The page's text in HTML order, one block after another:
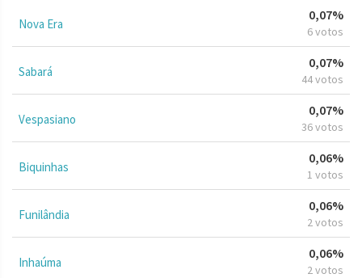
Nova Era
0,07%
6 votos
Sabará
0,07%
44 votos
Vespasiano
0,07%
36 votos
Biquinhas
0,06%
1 votos
Funilândia
0,06%
2 votos
Inhaúma
0,06%
2 votos